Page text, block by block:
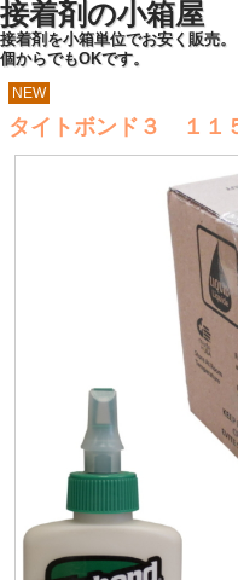
接着剤の小箱屋
接着剤を小箱単位でお安く販売
個からでもOKです。
NEW
タイトボンド３ １１